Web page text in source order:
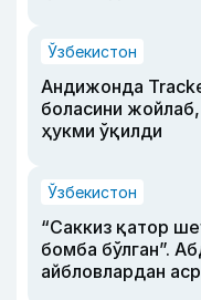
Ўзбекистон
Андижонда
боласини
ҳукми ўқилди
Ўзбекистон
“Саккиз қатор
бомба бўлган”.
айбловлардан